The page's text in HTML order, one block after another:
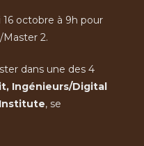
octobre à 9h pour
2.
dans une des 4
Ingénieurs/Digital
, se